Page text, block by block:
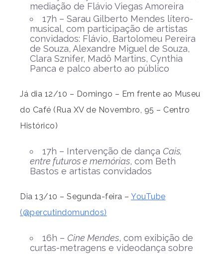
mediação de Flávio Viegas Amoreira
17h – Sarau Gilberto Mendes lítero-
musical, com participação de artistas
convidados: Flávio, Bartolomeu Pereira
de Souza, Alexandre Miguel de Souza,
Clara Sznifer, Madô Martins, Cynthia
Panca e palco aberto ao público
Já dia 12/10 – Domingo – Em frente ao Museu
do Café (Rua XV de Novembro, 95 – Centro
Histórico)
17h – Intervenção de dança Cais,
entre futuros e memórias, com Beth
Bastos e artistas convidados
Dia 13/10 – Segunda-feira – YouTube
(@percutindomundos)
16h – Cine Mendes, com exibição de
curtas-metragens e videodança sobre